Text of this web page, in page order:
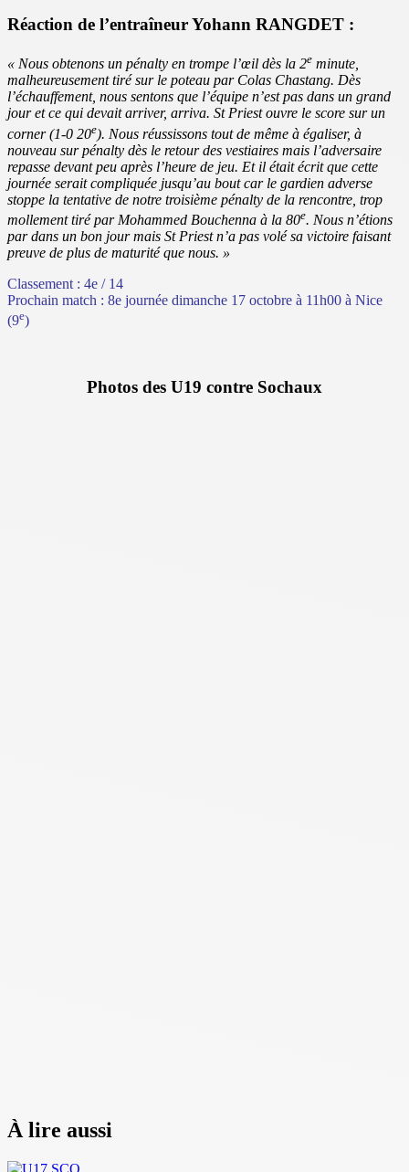
Réaction de l’entraîneur Yohann RANGDET :
« Nous obtenons un pénalty en trompe l’œil dès la 2e minute,
malheureusement tiré sur le poteau par Colas Chastang. Dès
l’échauffement, nous sentons que l’équipe n’est pas dans un grand
jour et ce qui devait arriver, arriva. St Priest ouvre le score sur un
corner (1-0 20e). Nous réussissons tout de même à égaliser, à
nouveau sur pénalty dès le retour des vestiaires mais l’adversaire
repasse devant peu après l’heure de jeu. Et il était écrit que cette
journée serait compliquée jusqu’au bout car le gardien adverse
stoppe la tentative de notre troisième pénalty de la rencontre, trop
mollement tiré par Mohammed Bouchenna à la 80e. Nous n’étions
par dans un bon jour mais St Priest n’a pas volé sa victoire faisant
preuve de plus de maturité que nous. »
Classement : 4e / 14
Prochain match : 8e journée dimanche 17 octobre à 11h00 à Nice
(9e)
Photos des U19 contre Sochaux
À lire aussi